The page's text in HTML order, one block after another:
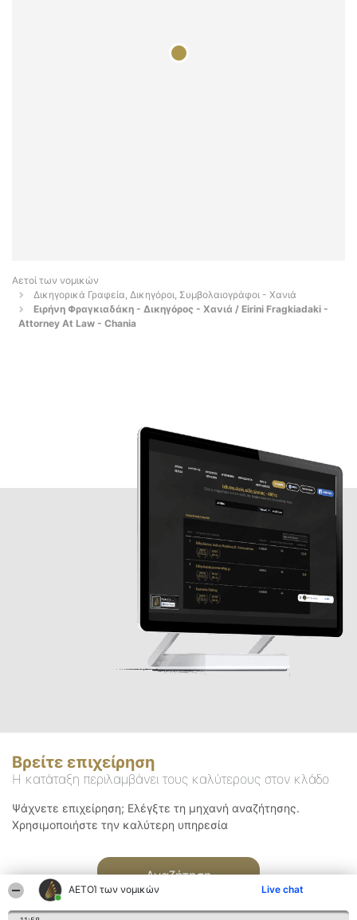
ΑΕΤΟΊ των νομικών Live chat
Αετοί των νομικών
Δικηγορικά Γραφεία, Δικηγόροι, Συμβολαιογράφοι - Χανιά
Ειρήνη Φραγκιαδάκη - Δικηγόρος - Χανιά / Eirini Fragkiadaki -
Attorney At Law - Chania
Βρείτε επιχείρηση
Η κατάταξη περιλαμβάνει τους καλύτερους στον κλάδο
Ψάχνετε επιχείρηση; Ελέγξτε τη μηχανή αναζήτησης.
Χρησιμοποιήστε την καλύτερη υπηρεσία
Αναζήτηση